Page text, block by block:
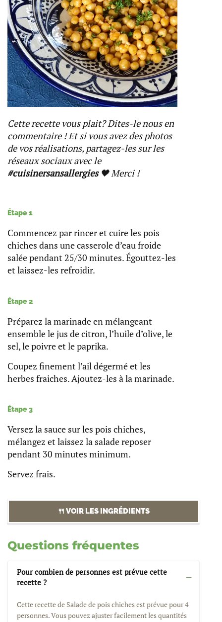
Cette recette vous plait? Dites-le nous en
commentaire ! Et si vous avez des photos
de vos réalisations, partagez-les sur les
réseaux sociaux avec le
#cuisinersansallergies🖤 Merci !
Étape 1
Commencez par rincer et cuire les pois
chiches dans une casserole d’eau froide
salée pendant 25/30 minutes. Égouttez-les
et laissez-les refroidir.
Étape 2
Préparez la marinade en mélangeant
ensemble le jus de citron, l’huile d’olive, le
sel, le poivre et le paprika.
Coupez finement l’ail dégermé et les
herbes fraiches. Ajoutez-les à la marinade.
Étape 3
Versez la sauce sur les pois chiches,
mélangez et laissez la salade reposer
pendant 30 minutes minimum.
Servez frais.
🍴 VOIR LES INGRÉDIENTS
Questions fréquentes
Pour combien de personnes est prévue cette
recette ?
Cette recette de Salade de pois chiches est prévue pour 4
personnes. Vous pouvez ajuster facilement les quantités